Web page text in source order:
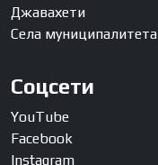
Джавахети
Села муниципалитета
Соцсети
YouTube
Facebook
Instagram